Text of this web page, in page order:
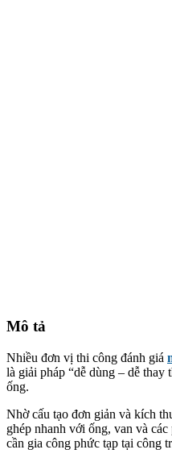
Mô tả
Nhiều đơn vị thi công đánh giá
là giải pháp “dễ dùng – dễ thay
ống.
Nhờ cấu tạo đơn giản và kích
ghép nhanh với ống, van và
cần gia công phức tạp tại công